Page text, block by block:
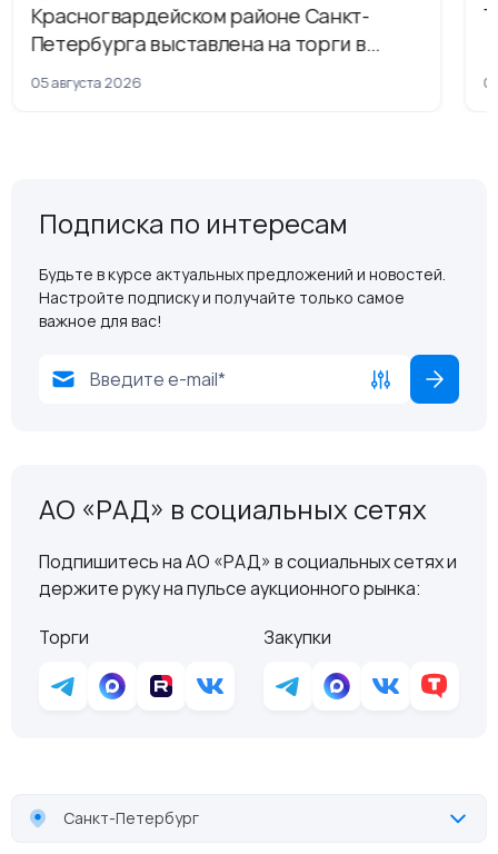
Красногвардейском районе Санкт-
Петербурга выставлена на торги в
рамках приватизации
05 августа 2026
Подписка по интересам
Будьте в курсе актуальных предложений и новостей.
Настройте подписку и получайте только самое
важное для вас!
АО «РАД» в социальных сетях
Подпишитесь на АО «РАД» в социальных сетях и
держите руку на пульсе аукционного рынка:
Торги
Закупки
Санкт-Петербург